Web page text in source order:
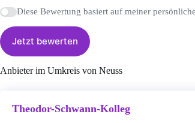
Diese Bewertung basiert auf meiner
Jetzt bewerten
Anbieter im Umkreis von Neuss
Theodor-Schwann-Kolleg